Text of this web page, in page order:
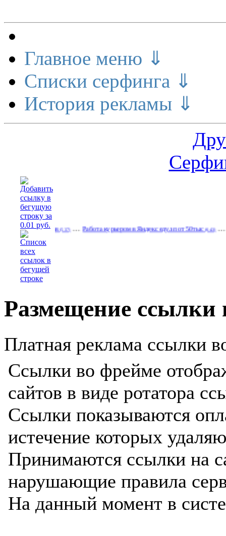
Главное меню ⇓
Списки серфинга ⇓
История рекламы ⇓
форматов(537)…Работа курьером в Яндекс еду.зп от 50тыс(643)…
Размещение ссылки
Платная реклама ссылки
Ссылки во фрейме
сайтов в виде ротатора
Ссылки показываются
истечение которых
Принимаются ссылки на
нарушающие правила
На данный момент в